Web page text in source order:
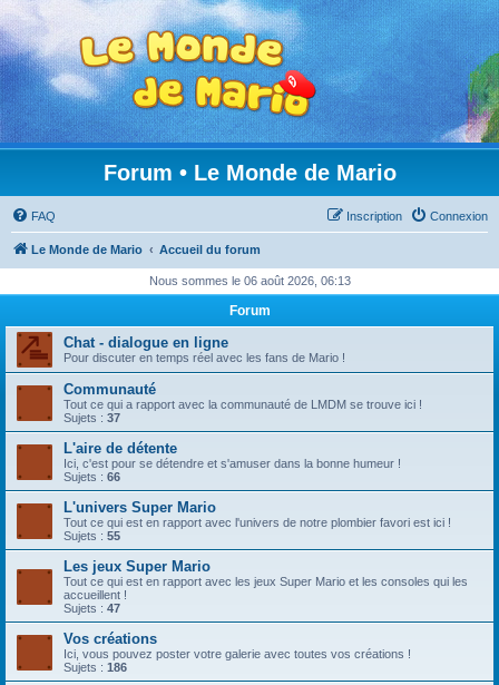
Forum • Le Monde de Mario
FAQ Connexion
Inscription
Le Monde de Mario Accueil du forum
Nous sommes le 06 août 2026, 06:13
Forum
Chat - dialogue en ligne
Pour discuter en temps réel avec les fans de Mario !
Communauté
Tout ce qui a rapport avec la communauté de LMDM se trouve ici !
Sujets : 37
L'aire de détente
Ici, c'est pour se détendre et s'amuser dans la bonne humeur !
Sujets : 66
L'univers Super Mario
Tout ce qui est en rapport avec l'univers de notre plombier favori est ici !
Sujets : 55
Les jeux Super Mario
Tout ce qui est en rapport avec les jeux Super Mario et les consoles qui les
accueillent !
Sujets : 47
Vos créations
Ici, vous pouvez poster votre galerie avec toutes vos créations !
Sujets : 186